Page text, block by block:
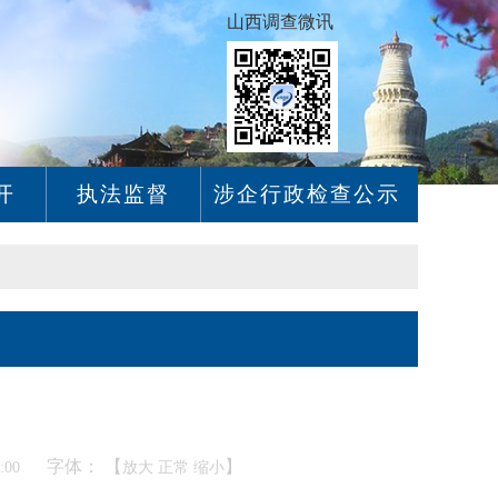
山西调查微讯
执法监督 涉企行政检查公示
字体： 【 放大 正常 缩小】